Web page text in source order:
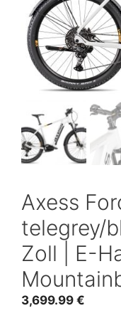
Axess
telegrey/
Zoll | E-
3,699.99 €